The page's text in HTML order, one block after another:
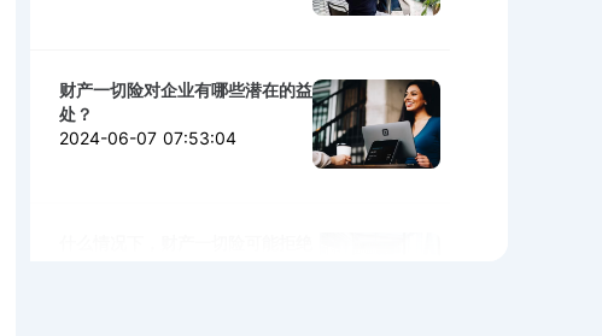
财产一切险对企业有哪些潜在的益
处？
2024-06-07 07:53:04